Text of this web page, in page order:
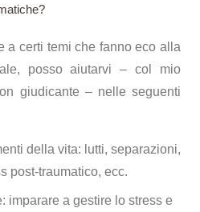
a certi temi che fanno eco alla
posso aiutarvi – col mio
giudicante – nelle seguenti
della vita: lutti, separazioni,
post-traumatico, ecc.
imparare a gestire lo stress e